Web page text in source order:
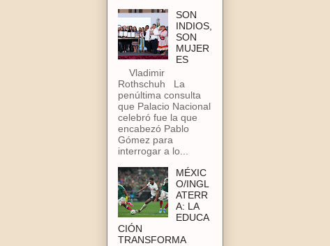
SON
INDIOS,
SON
MUJER
ES
Vladimir
Rothschuh La
penúltima consulta
que Palacio Nacional
celebró fue la que
encabezó Pablo
Gómez para
interrogar a lo...
MÉXIC
O/INGL
ATERR
A: LA
EDUCA
CIÓN
TRANSFORMA